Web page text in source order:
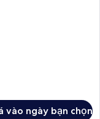
vào ngày bạn chọn